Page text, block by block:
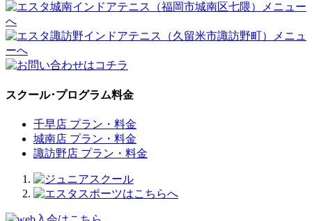
スクール･プログラム料金
千早店 プラン・料金
城南店 プラン・料金
諏訪野店 プラン・料金